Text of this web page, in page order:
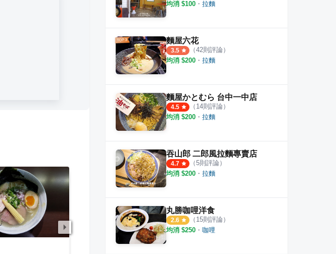
均消 $100 ・ 拉麵
麵屋六花
3.5 （42則評論）
均消 $200 ・ 拉麵
麵屋かとむら 台中一中店
4.5 （ 14則評論）
均消 $200 ・ 拉麵
吞山郎 二郎風拉麵專賣店
4.7 （5則評論）
均消 $200 ・ 拉麵
丸勝咖哩洋食
2.6 （ 15則評論）
均消 $250 ・ 咖哩